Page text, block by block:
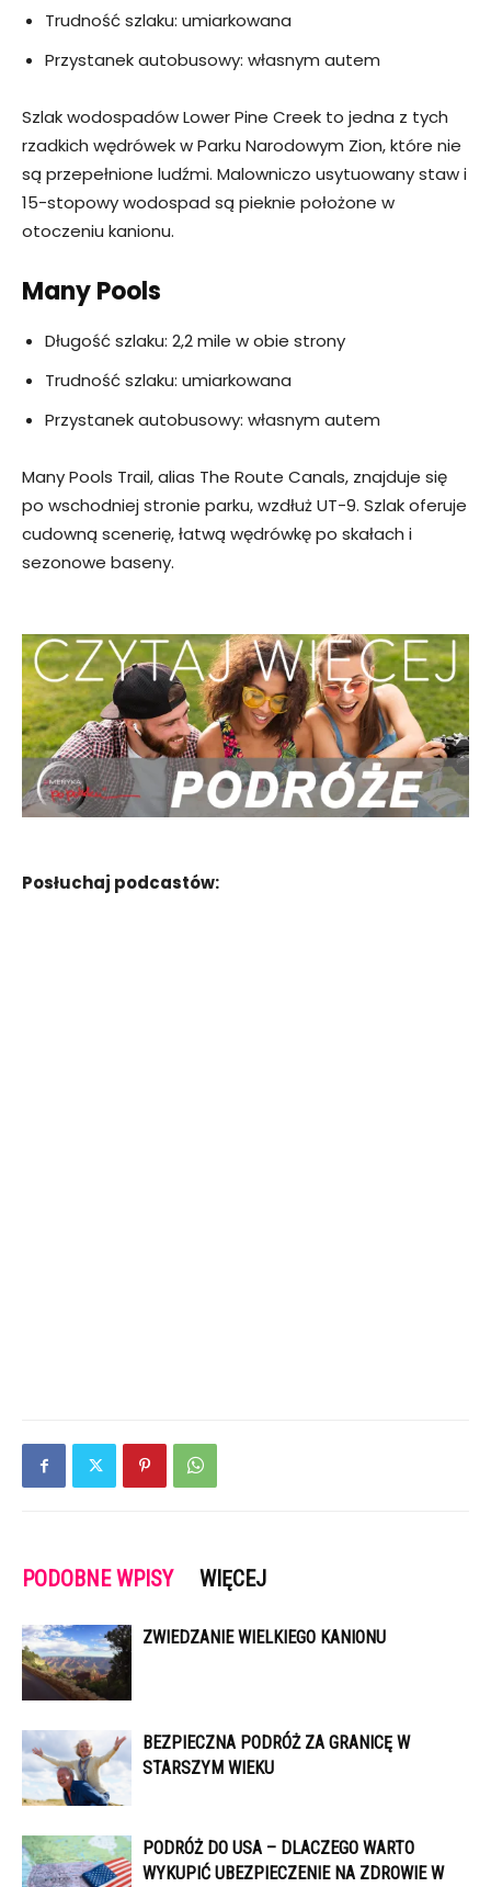
Trudność szlaku: umiarkowana
Przystanek autobusowy: własnym autem
Szlak wodospadów Lower Pine Creek to jedna z tych
rzadkich wędrówek w Parku Narodowym Zion, które nie
są przepełnione ludźmi. Malowniczo usytuowany staw i
15-stopowy wodospad są pieknie położone w
otoczeniu kanionu.
Many Pools
Długość szlaku: 2,2 mile w obie strony
Trudność szlaku: umiarkowana
Przystanek autobusowy: własnym autem
Many Pools Trail, alias The Route Canals, znajduje się
po wschodniej stronie parku, wzdłuż UT-9. Szlak oferuje
cudowną scenerię, łatwą wędrówkę po skałach i
sezonowe baseny.
Posłuchaj podcastów:
PODOBNE WPISY WIĘCEJ
ZWIEDZANIE WIELKIEGO KANIONU
BEZPIECZNA PODRÓŻ ZA GRANICĘ W
STARSZYM WIEKU
PODRÓŻ DO USA – DLACZEGO WARTO
WYKUPIĆ UBEZPIECZENIE NA ZDROWIE W